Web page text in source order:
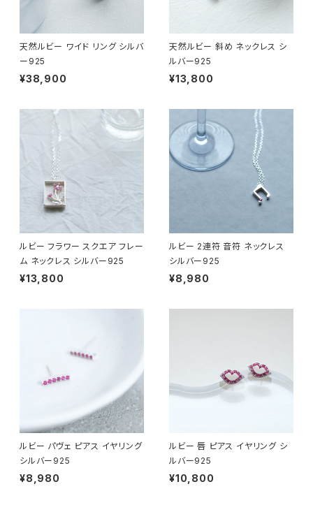
天然ルビー ワイド リング シルバ
ー925
¥38,900
天然ルビー 斜め ネックレス シ
ルバー925
¥13,800
ルビー フラワー スクエア フレー
ム ネックレス シルバー925
¥13,800
ルビー 2連符 音符 ネックレス
シルバー925
¥8,980
ルビー パヴェ ピアス イヤリング
シルバー925
¥8,980
ルビー 唇 ピアス イヤリング シ
ルバー925
¥10,800